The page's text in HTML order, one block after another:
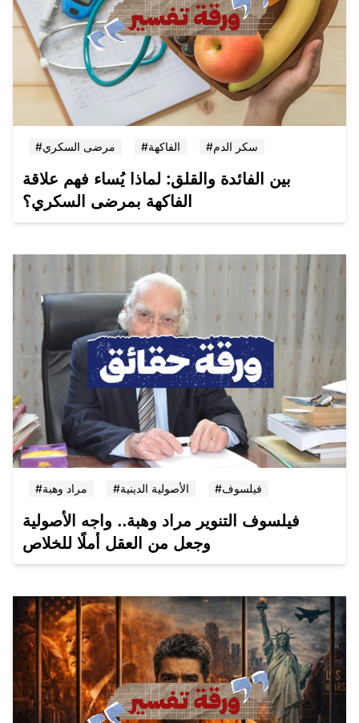
#مرضى السكري #الفاكهة #سكر الدم
بين الفائدة والقلق: لماذا يُساء فهم علاقة
الفاكهة بمرضى السكري؟
#مراد وهبة #الأصولية الدينية #فيلسوف
فيلسوف التنوير مراد وهبة.. واجه الأصولية
وجعل من العقل أملًا للخلاص